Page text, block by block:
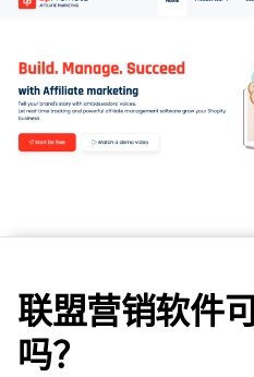
联盟营销软件
吗？